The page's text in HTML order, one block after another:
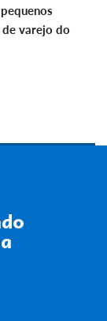
varejo do